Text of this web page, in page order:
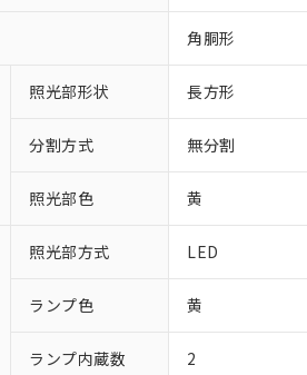
角胴形
照光部形状 長方形
分割方式 無分割
照光部色 黄
照光部方式 LED
ランプ色 黄
ランプ内蔵数 2
ご利用条件
以下の条件をお
本サービス
※1 対応状況
対応済み：EU
対応予定：EU
非該当品：ライ
仕入先様の事情に
があります。
*EU RoHS指令（10物質
六価クロム(Cr(Ⅵ))
フタル酸ビス(2-エチ
ル（DBP） 1000ppm
但し、RoHS指令で産
※1 中国
「－」：未確認
*中国RoHS10物質の基
DBP(フタル酸ジブチ
当社は、こ
う）を輸出
記
号
説明
○